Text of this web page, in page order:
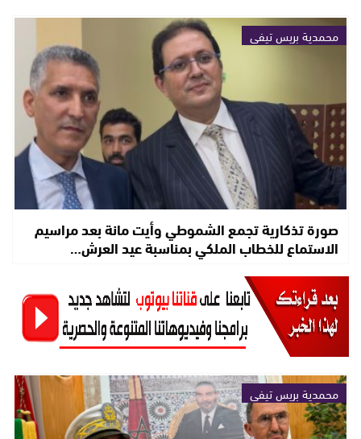
محمدية بريس تيفي
صورة تذكارية تجمع الشموطي وأيت مانة بعد مراسيم
الاستماع للخطاب الملكي بمناسبة عيد العرش…
محمدية بريس تيفي